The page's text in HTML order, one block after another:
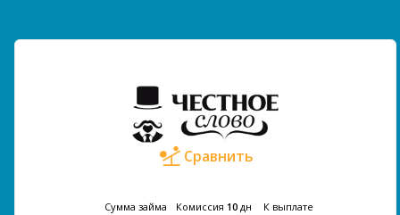
Сравнить
Сумма займа Комиссия 10 дн К выплате